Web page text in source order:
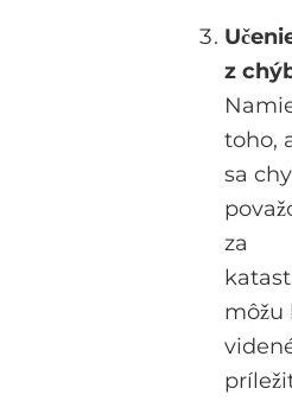
z
toho,
sa
za
môžu